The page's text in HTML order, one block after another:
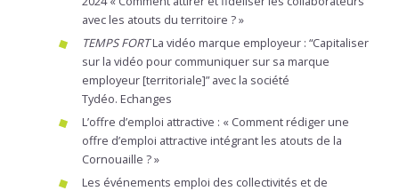
avec les atouts du territoire ? »
TEMPS FORTLa vidéo marque employeur : “Capitaliser
sur la vidéo pour communiquer sur sa marque
employeur [territoriale]” avec la société
Tydéo. Echanges
L’offre d’emploi attractive : « Comment rédiger une
offre d’emploi attractive intégrant les atouts de la
Cornouaille ? »
Les événements emploi des collectivités et de